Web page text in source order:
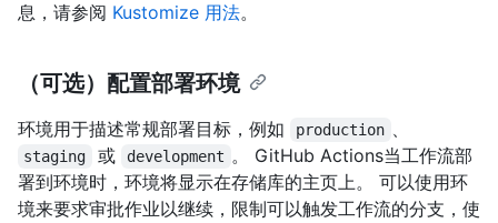
息，请参阅 Kustomize 用法。
（可选）配置部署环境
环境用于描述常规部署目标，例如 production 、
staging 或 development 。 GitHub Actions当工作流部
署到环境时，环境将显示在存储库的主页上。 可以使用环
境来要求审批作业以继续，限制可以触发工作流的分支，使